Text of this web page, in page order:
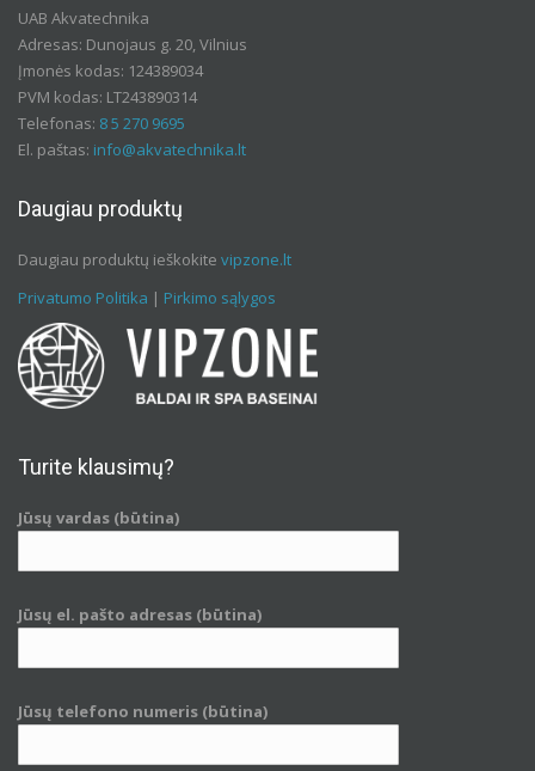
UAB Akvatechnika
Adresas: Dunojaus g. 20, Vilnius
Įmonės kodas: 124389034
PVM kodas: LT243890314
Telefonas: 8 5 270 9695
El. paštas: info@akvatechnika.lt
Daugiau produktų
Daugiau produktų ieškokite vipzone.lt
Privatumo Politika | Pirkimo sąlygos
Turite klausimų?
Jūsų vardas (būtina)
Jūsų el. pašto adresas (būtina)
Jūsų telefono numeris (būtina)